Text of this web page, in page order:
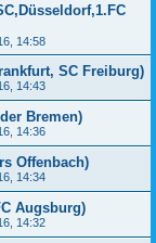
14:58
SC Freiburg)
14:43
Bremen)
14:36
Offenbach)
14:34
Augsburg)
14:32